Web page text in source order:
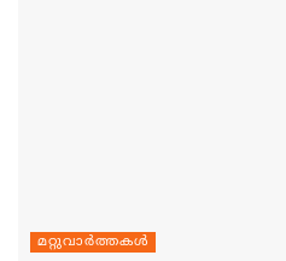
മറ്റുവാര്‍ത്തകള്‍